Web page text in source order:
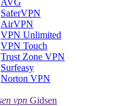
AVG
SaferVPN
AirVPN
VPN Unlimited
VPN Touch
Trust Zone VPN
Surfeasy
Norton VPN
Gidsen